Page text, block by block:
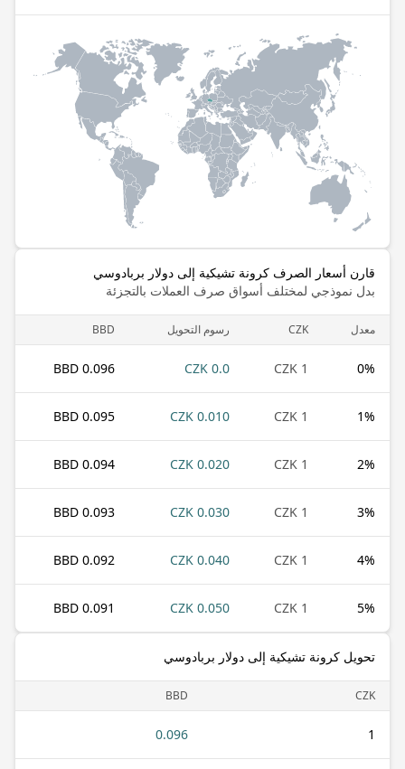
قارن أسعار الصرف كرونة تشيكية إلى دولار بربادوسي
بدل نموذجي لمختلف أسواق صرف العملات بالتجزئة
معدل CZK رسوم التحويل BBD
0%
1 CZK
0.0 CZK
0.096 BBD
1%
1 CZK
0.010 CZK
0.095 BBD
2%
1 CZK
0.020 CZK
0.094 BBD
3%
1 CZK
0.030 CZK
0.093 BBD
4%
1 CZK
0.040 CZK
0.092 BBD
5%
1 CZK
0.050 CZK
0.091 BBD
تحويل كرونة تشيكية إلى دولار بربادوسي
CZK
BBD
1
0.096